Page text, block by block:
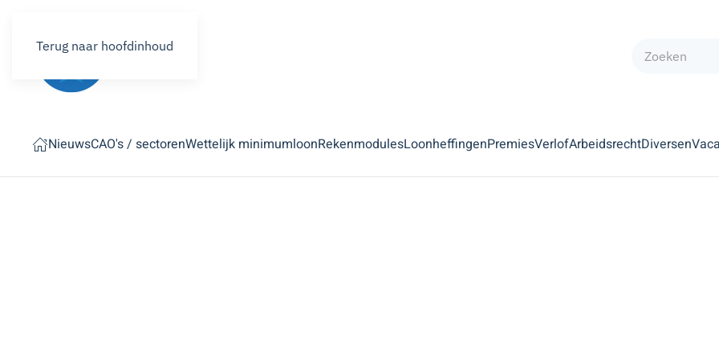
Terug naar hoofdinhoud
NieuwsCAO's / sectorenWettelijk minimumloonRekenmodulesLoonheffingenPremiesVerlofArbeidsrechtDiversen